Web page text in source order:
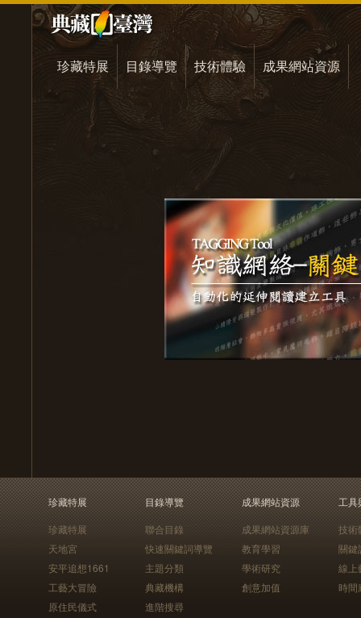
珍藏特展 目錄導覽 技術體驗 成果網站資源
珍藏特展
珍藏特展
天地宮
安平追想1661
工藝大冒險
原住民儀式
目錄導覽
聯合目錄
快速關鍵詞導覽
主題分類
典藏機構
進階搜尋
成果網站資源
成果網站資源庫
教育學習
學術研究
創意加值
工具
技術
關鍵
線上
時間